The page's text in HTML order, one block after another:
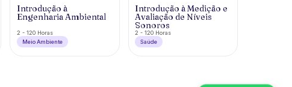
Introdução à
Engenharia Ambiental
2 - 120 Horas
Meio Ambiente
Introdução à Medição e
Avaliação de Níveis
Sonoros
2 - 120 Horas
Saúde